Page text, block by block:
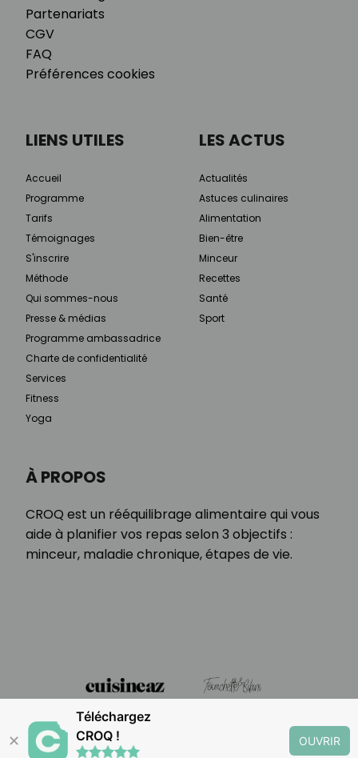
Partenariats
CGV
FAQ
Préférences cookies
À PROPOS
CROQ est un rééquilibrage alimentaire qui vous
aide à planifier vos repas selon 3 objectifs :
minceur, maladie chronique, étapes de vie.
LIENS UTILES
Accueil
Programme
Tarifs
Témoignages
S'inscrire
Méthode
Qui sommes-nous
Presse & médias
Programme ambassadrice
Charte de confidentialité
Services
Fitness
Yoga
LES ACTUS
Actualités
Astuces culinaires
Alimentation
Bien-être
Minceur
Recettes
Santé
Sport
✕
Téléchargez
CROQ !
OUVRIR